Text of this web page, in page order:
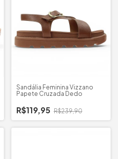
Sandália Feminina Vizzano
Papete Cruzada Dedo
R$119,95 R$239,90